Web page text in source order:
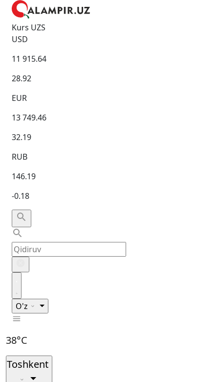
Kurs UZS
USD
11 915.64
28.92
EUR
13 749.46
32.19
RUB
146.19
-0.18
O'z
38°C
Toshkent